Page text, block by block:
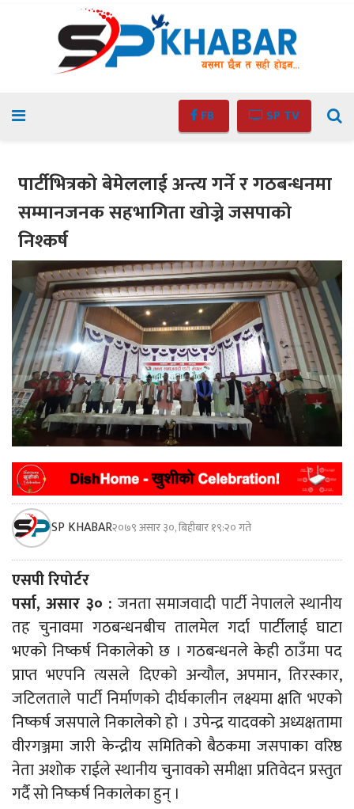
FB SP TV
पार्टीभित्रको बेमेललाई अन्त्य गर्ने र गठबन्धनमा
सम्मानजनक सहभागिता खोज्ने जसपाको
निश्कर्ष
SP KHABAR२०७९ असार ३०, बिहीबार १९:२० गते
एसपी रिपोर्टर
पर्सा, असार ३० : जनता समाजवादी पार्टी नेपालले स्थानीय
तह चुनावमा गठबन्धनबीच तालमेल गर्दा पार्टीलाई घाटा
भएको निष्कर्ष निकालेको छ । गठबन्धनले केही ठाउँमा पद
प्राप्त भएपनि त्यसले दिएको अन्यौल, अपमान, तिरस्कार,
जटिलताले पार्टी निर्माणको दीर्घकालीन लक्ष्यमा क्षति भएको
निष्कर्ष जसपाले निकालेको हो । उपेन्द्र यादवको अध्यक्षतामा
वीरगञ्जमा जारी केन्द्रीय समितिको बैठकमा जसपाका वरिष्ठ
नेता अशोक राईले स्थानीय चुनावको समीक्षा प्रतिवेदन प्रस्तुत
गर्दै सो निष्कर्ष निकालेका हुन् ।